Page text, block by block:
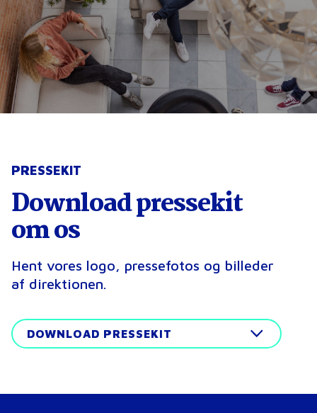
PRESSEKIT
Download pressekit
om os
Hent vores logo, pressefotos og billeder
af direktionen.
DOWNLOAD PRESSEKIT